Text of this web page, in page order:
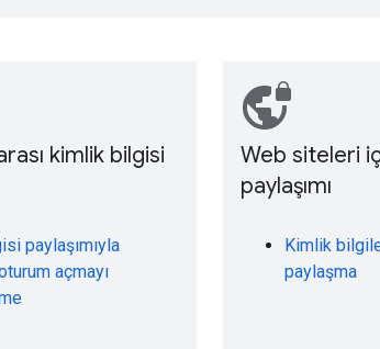
kimlik bilgisi
paylaşımıyla
açmayı
vpn_lock
Web siteleri
paylaşımı
Kimlik
paylaşma